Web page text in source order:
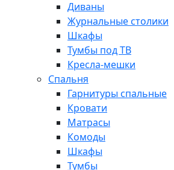
Диваны
Журнальные столики
Шкафы
Тумбы под ТВ
Кресла-мешки
Спальня
Гарнитуры спальные
Кровати
Матрасы
Комоды
Шкафы
Тумбы